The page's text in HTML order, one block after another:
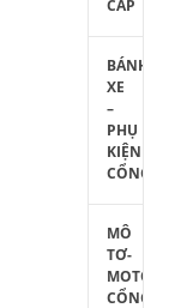
CẤP
BÁNH
XE
–
PHỤ
KIỆN
CỔNG
MÔ
TƠ-
MOTOR
CỔNG